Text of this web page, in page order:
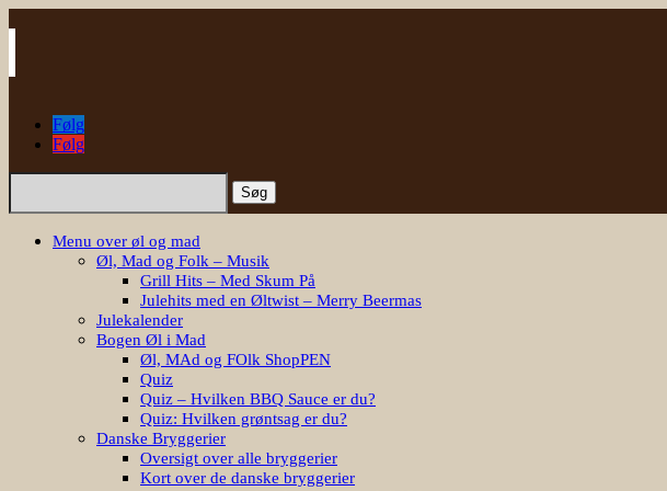
Følg
Følg
Søg
Menu over øl og mad
Øl, Mad og Folk – Musik
Grill Hits – Med Skum På
Julehits med en Øltwist – Merry Beermas
Julekalender
Bogen Øl i Mad
Øl, MAd og FOlk ShopPEN
Quiz
Quiz – Hvilken BBQ Sauce er du?
Quiz: Hvilken grøntsag er du?
Danske Bryggerier
Oversigt over alle bryggerier
Kort over de danske bryggerier